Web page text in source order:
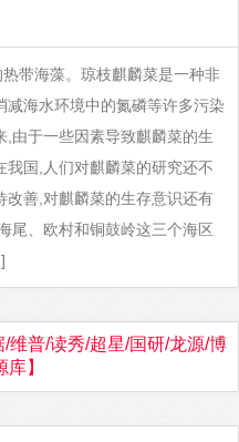
带海藻。琼枝麒麟菜是一种非
海水环境中的氮磷等许多污染
由于一些因素导致麒麟菜的生
国,人们对麒麟菜的研究还不
改善,对麒麟菜的生存意识还有
尾、欧村和铜鼓岭这三个海区
/维普/读秀/超星/国研/龙源/博
】